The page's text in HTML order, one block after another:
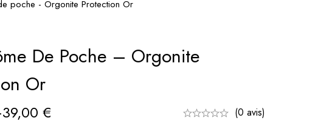
poche - Orgonite Protection Or
De Poche – Orgonite
Or
39,00 €
(0 avis)